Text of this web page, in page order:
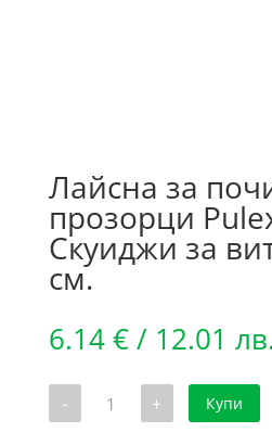
Лайсна за
прозорци
Скуиджи за
см.
6.14€/ 12.01 лв.
- количество
Лайсна
+ Купи